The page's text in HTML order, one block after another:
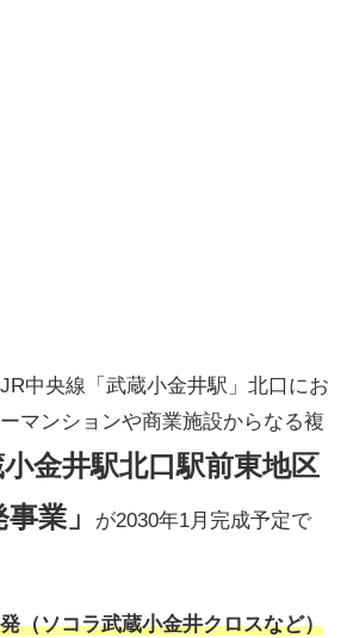
中央線「武蔵小金井駅」北口にお
マンションや商業施設からなる複
小金井駅北口駅前東地区
業」
が2030年1月完成予定で
（ソコラ武蔵小金井クロスなど）